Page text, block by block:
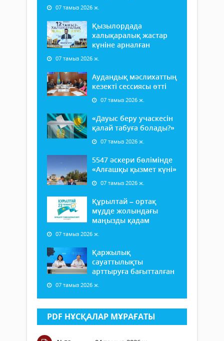
07 тамыз 2026 ж.
Қызылордада
халықаралық жастар
күніне арналған
07 тамыз 2026 ж.
Аудандық мәслихаттың
кезекті сессиясы өтті
07 тамыз 2026 ж.
«Дауыс беру учаскесін
қалай табуға болады?»
07 тамыз 2026 ж.
5547 әскери бөлімінде
«Алғашқы қызмет күні»
07 тамыз 2026 ж.
Құрылтай – ортақ
мүдде жолындағы
маңызды қадам
07 тамыз 2026 ж.
Қаржылық
сауаттылықты
арттыруға бағытталған
07 тамыз 2026 ж.
PDF НҰСҚАЛАР МҰРАҒАТЫ